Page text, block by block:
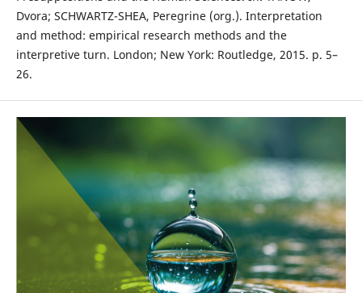
Dvora; SCHWARTZ-SHEA, Peregrine (org.). Interpretation
and method: empirical research methods and the
interpretive turn. London; New York: Routledge, 2015. p. 5–
26.